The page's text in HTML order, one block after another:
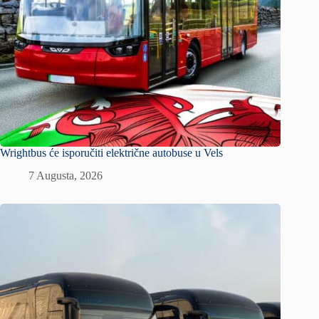
Wrightbus će isporučiti električne autobuse u Vels
7 Augusta, 2026